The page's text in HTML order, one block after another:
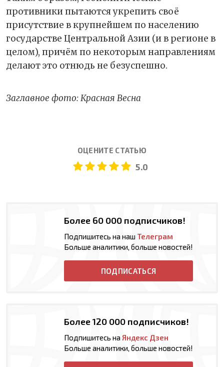
противники пытаются укрепить своё
присутствие в крупнейшем по населению
государстве Центральной Азии (и в регионе в
целом), причём по некоторым направлениям
делают это отнюдь не безуспешно.
Заглавное фото: Красная Весна
ОЦЕНИТЕ СТАТЬЮ
5.0
Более 60 000 подписчиков!
Подпишитесь на наш Телеграм
Больше аналитики, больше новостей!
ПОДПИСАТЬСЯ
Более 120 000 подписчиков!
Подпишитесь на Яндекс Дзен
Больше аналитики, больше новостей!